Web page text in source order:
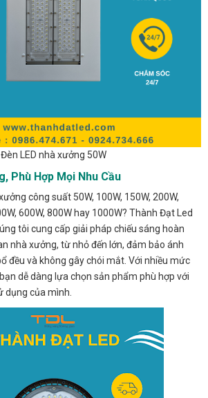
Đèn LED nhà xưởng 50W
Phù Hợp Mọi Nhu Cầu
công suất 50W, 100W, 150W, 200W,
600W, 800W hay 1000W? Thành Đạt Led
tôi cung cấp giải pháp chiếu sáng hoàn
nhà xưởng, từ nhỏ đến lớn, đảm bảo ánh
đều và không gây chói mắt. Với nhiều mức
dễ dàng lựa chọn sản phẩm phù hợp với
dụng của mình.